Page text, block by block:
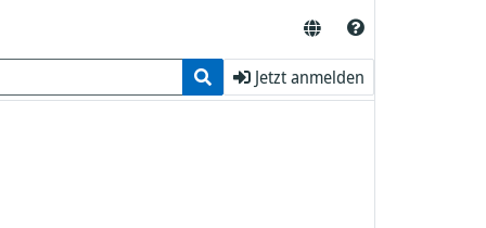
Jetzt anmelden